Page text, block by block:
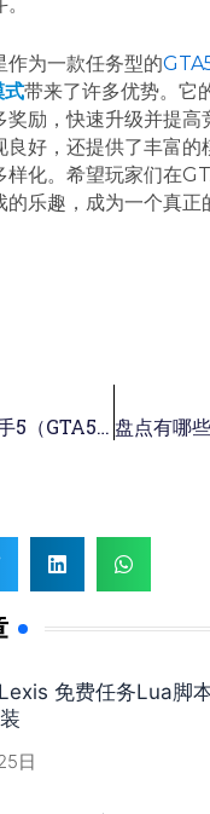
作为一款任务型的
式带来了许多优势。它
励，快速升级并提高
良好，还提供了丰富的
样化。希望玩家们在
的乐趣，成为一个真正
侠盗猎车手5（GTA5）线上模式买房子买哪个，房产推荐
免费任务Lua脚
日